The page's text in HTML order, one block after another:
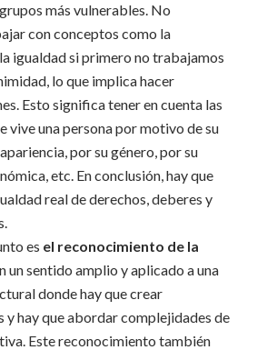
más vulnerables. No
con conceptos como la
igualdad si primero no trabajamos
lo que implica hacer
Esto significa tener en cuenta las
vive una persona por motivo de su
por su género, por su
etc. En conclusión, hay que
real de derechos, deberes y
es el reconocimiento de la
un sentido amplio y aplicado a una
donde hay que crear
y hay que abordar complejidades de
Este reconocimiento también